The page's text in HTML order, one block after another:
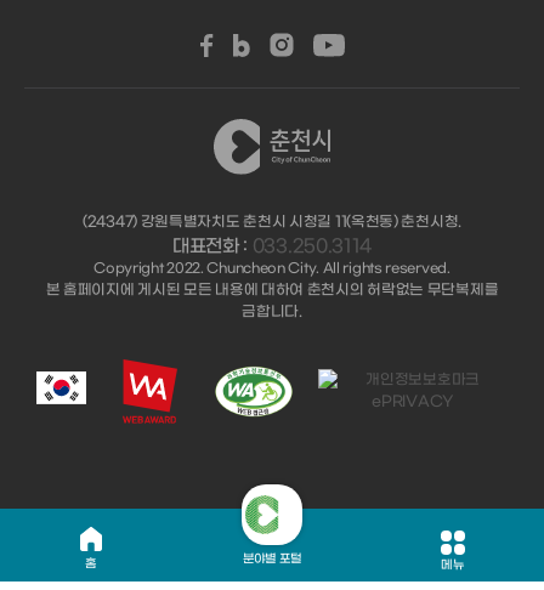
홈 분야별 포털 메뉴
(24347) 강원특별자치도 춘천시 시청길 11(옥천동) 춘천시청.
대표전화 : 033.250.3114
Copyright 2022. Chuncheon City. All rights reserved.
본 홈페이지에 게시된 모든 내용에 대하여 춘천시의 허락없는 무단복제를
금합니다.